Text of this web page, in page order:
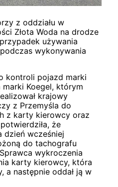
z oddziału w
Złota Woda na drodze
używania
wykonywania
kontroli pojazd marki
Koegel, którym
krajowy
z Przemyśla do
z karty kierowcy oraz
że
dzień wcześniej
do tachografu
wykroczenia
karty kierowcy, która
a następnie oddał ją w